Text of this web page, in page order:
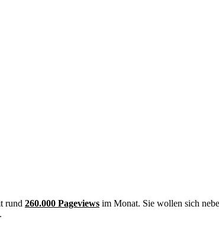
rund 260.000 Pageviews im Monat. Sie wollen sich